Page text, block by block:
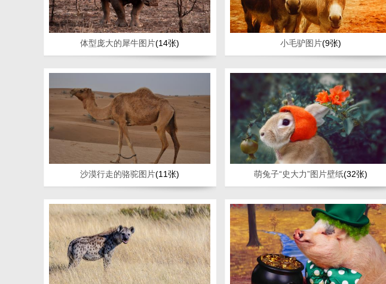
体型庞大的犀牛图片(14张) 小毛驴图片(9张)
沙漠行走的骆驼图片(11张) 萌兔子“史大力”图片壁纸(32张)